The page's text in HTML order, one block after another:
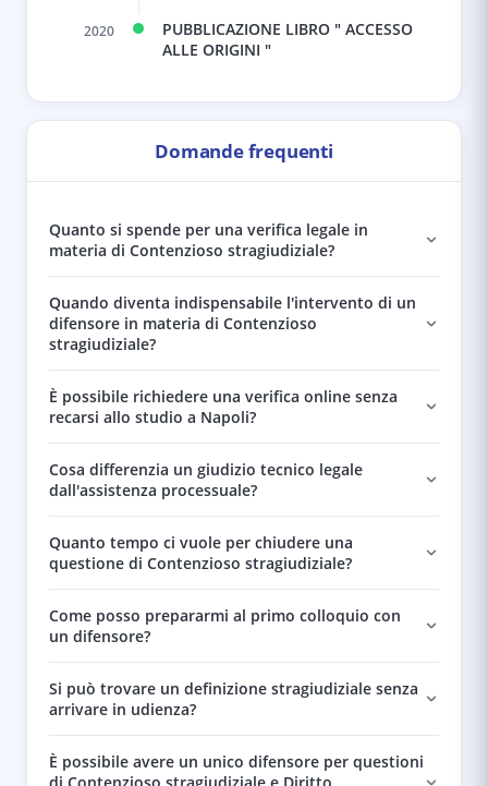
2020
PUBBLICAZIONE LIBRO " ACCESSO
ALLE ORIGINI "
Domande frequenti
Quanto si spende per una verifica legale in
materia di Contenzioso stragiudiziale?
Quando diventa indispensabile l'intervento di un
difensore in materia di Contenzioso
stragiudiziale?
È possibile richiedere una verifica online senza
recarsi allo studio a Napoli?
Cosa differenzia un giudizio tecnico legale
dall'assistenza processuale?
Quanto tempo ci vuole per chiudere una
questione di Contenzioso stragiudiziale?
Come posso prepararmi al primo colloquio con
un difensore?
Si può trovare un definizione stragiudiziale senza
arrivare in udienza?
È possibile avere un unico difensore per questioni